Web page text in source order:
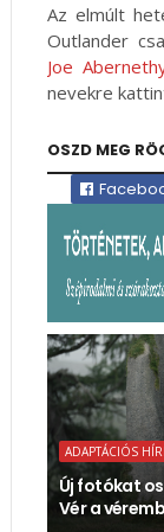
Az elmúlt
Outlander
Joe
nevekre
OSZD MEG
ADAPTÁCIÓS
Új fotókat
Vér a